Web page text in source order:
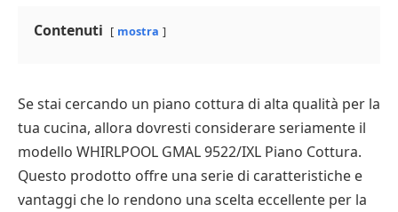
Contenuti mostra
Se stai cercando un piano cottura di alta qualità per la
tua cucina, allora dovresti considerare seriamente il
modello WHIRLPOOL GMAL 9522/IXL Piano Cottura.
Questo prodotto offre una serie di caratteristiche e
vantaggi che lo rendono una scelta eccellente per la